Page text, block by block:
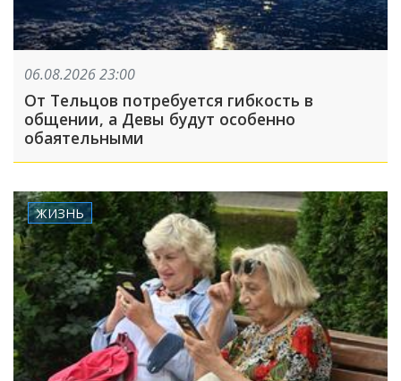
06.08.2026 23:00
От Тельцов потребуется гибкость в
общении, а Девы будут особенно
обаятельными
ЖИЗНЬ